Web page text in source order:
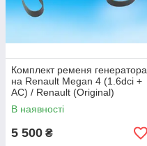
Комплект ременя генератора
на Renault Megan 4 (1.6dci +
AC) / Renault (Original)
117205040R
В наявності
5 500 ₴